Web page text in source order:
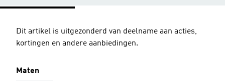
Dit artikel is uitgezonderd van deelname aan acties,
kortingen en andere aanbiedingen.
Maten